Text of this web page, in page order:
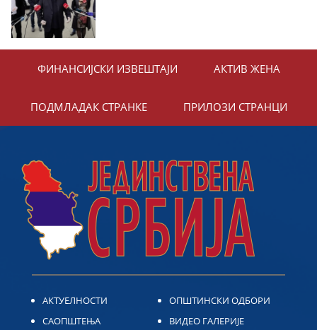
ФИНАНСИЈСКИ ИЗВЕШТАЈИ АКТИВ ЖЕНА
ПОДМЛАДАК СТРАНКЕ ПРИЛОЗИ СТРАНЦИ
АКТУЕЛНОСТИ
САОПШТЕЊА
ОПШТИНСКИ ОДБОРИ
ВИДЕО ГАЛЕРИЈЕ